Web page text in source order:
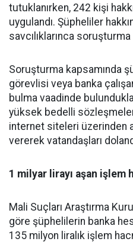
tutuklanırken, 242 kişi
uygulandı. Şüpheliler
savcılıklarınca soruşturma
Soruşturma kapsamında
görevlisi veya banka
bulma vaadinde
yüksek bedelli
internet siteleri üzerinden
vererek vatandaşları
1 milyar lirayı aşan işlem
Mali Suçları Araştırma
göre şüphelilerin banka
135 milyon liralık işlem